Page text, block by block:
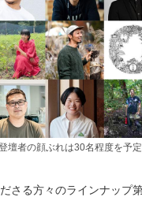
壇者の顔ぶれは30名程度を予
さる方々のラインナップ